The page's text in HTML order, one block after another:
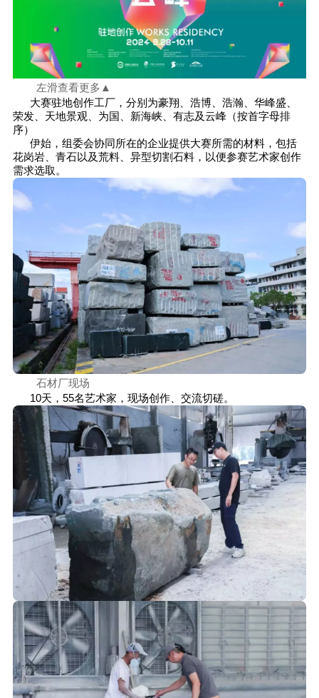
左滑查看更多▲
大赛驻地创作工厂，分别为豪翔、浩博、浩瀚、华峰盛、
荣发、天地景观、为国、新海峡、有志及云峰（按首字母排
序）
伊始，组委会协同所在的企业提供大赛所需的材料，包括
花岗岩、青石以及荒料、异型切割石料，以便参赛艺术家创作
需求选取。
石材厂现场
10天，55名艺术家，现场创作、交流切磋。